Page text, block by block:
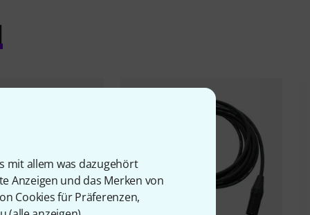
mit allem was dazugehört
Anzeigen und das Merken von
Cookies für Präferenzen,